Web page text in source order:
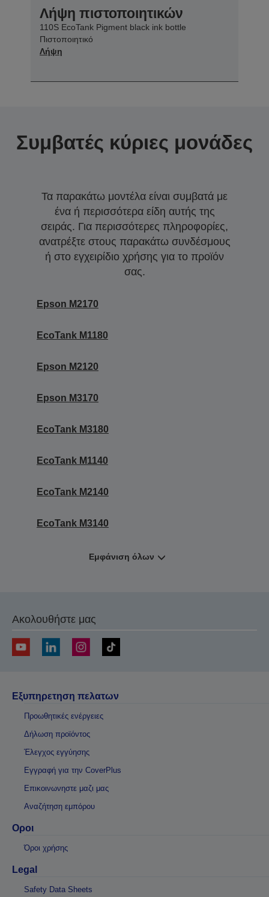
Λήψη πιστοποιητικών
110S EcoTank Pigment black ink bottle
Πιστοποιητικό
Λήψη
Συμβατές κύριες μονάδες
Τα παρακάτω μοντέλα είναι συμβατά με
ένα ή περισσότερα είδη αυτής της
σειράς. Για περισσότερες πληροφορίες,
ανατρέξτε στους παρακάτω συνδέσμους
ή στο εγχειρίδιο χρήσης για το προϊόν
σας.
Epson M2170
EcoTank M1180
Epson M2120
Epson M3170
EcoTank M3180
EcoTank M1140
EcoTank M2140
EcoTank M3140
Εμφάνιση όλων
Ακολουθήστε μας
Εξυπηρετηση πελατων
Προωθητικές ενέργειες
Δήλωση προϊόντος
Έλεγχος εγγύησης
Εγγραφή για την CoverPlus
Επικοινωνηστε μαζι μας
Αναζήτηση εμπόρου
Οροι
Όροι χρήσης
Legal
Safety Data Sheets